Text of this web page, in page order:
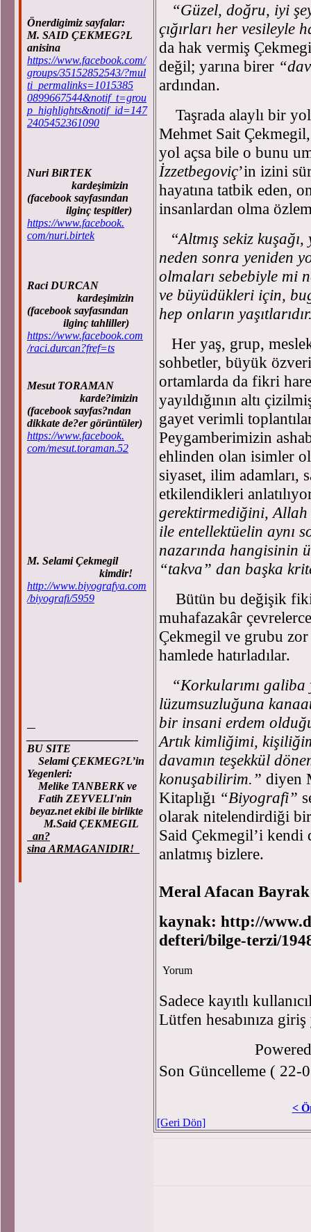
Önerdigimiz sayfalar:
M. SAID ÇEKMEG?L
anisina
https://www.facebook.com/
groups/35152852543/?mul
ti_permalinks=1015385
0899667544&notif_t=grou
p_highlights&notif_id=147
2405452361090
Nuri BiRTEK
kardeşimizin
(facebook sayfasından
ilginç tespitler)
https://www.facebook.
com/nuri.birtek
Raci DURCAN
kardeşimizin
(facebook sayfasından
ilginç tahliller)
https://www.facebook.com
/raci.durcan?fref=ts
Mesut TORAMAN
karde?imizin
(facebook sayfas?ndan
dikkate de?er görüntüler)
https://www.facebook.
com/mesut.toraman.52
M. Selami Çekmegil
kimdir!
http://www.biyografya.com
/biyografi/5959
BU SITE
Selami ÇEKMEG?L’in
Yegenleri:
Melike TANBERK ve
Fatih ZEYVELI'nin
beyaz.net ekibi ile birlikte
M.Said ÇEKMEGIL
an?
sina ARMAGANIDIR!
“Güzel, doğru, iyi
çığırları her vesileyle
da hak vermiş
değil; yarına birer
ardından.
Taşrada alaylı bir
Mehmet Sait Çekmegil,
yol açsa bile o bunu
İzzetbegoviç’in izini
hayatına tatbik eden,
insanlardan olma
“Altmış sekiz
neden sonra yeniden
olmaları sebebiyle mi
ve büyüdükleri için,
hep onların
Her yaş, grup,
sohbetler, büyük
ortamlarda da fikri
yayıldığının altı
gayet verimli
Peygamberimizin
ehlinden olan isimler
siyaset, ilim adamları,
etkilendikleri
gerektirmediğini, Allah
ile entellektüelin aynı
nazarında hangisinin
“takva” dan başka
Bütün bu değişik
muhafazakâr
Çekmegil ve grubu
hamlede hatırladılar.
“Korkularımı galiba
lüzumsuzluğuna
bir insani erdem
Artık kimliğimi,
davamın teşekkül
konuşabilirim.” diyen
Kitaplığı “Biyografi”
olarak nitelendirdiği
Said Çekmegil’i kendi
anlatmış bizlere.
Meral Afacan Bayrak
kaynak: http://
defteri/bilge-terzi/
Yorum
Sadece kayıtlı
Lütfen hesabınıza
Son Güncelleme ( 22-
<
[Geri Dön]